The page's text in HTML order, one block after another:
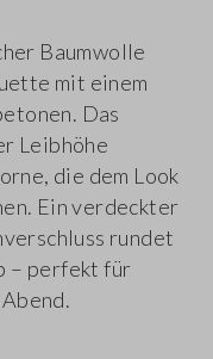
Baumwolle
mit einem
Das
Leibhöhe
die dem Look
Ein verdeckter
rundet
– perfekt für